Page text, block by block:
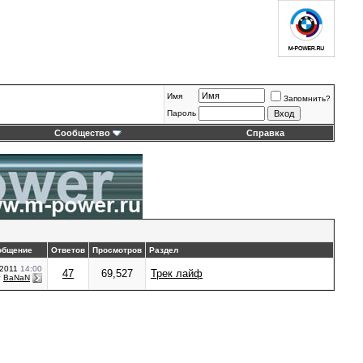
Имя
Запомнить?
Пароль
Сообщество Справка
Ответов Просмотров Раздел
14:00
BaNaN 47 69,527 Трек лайф